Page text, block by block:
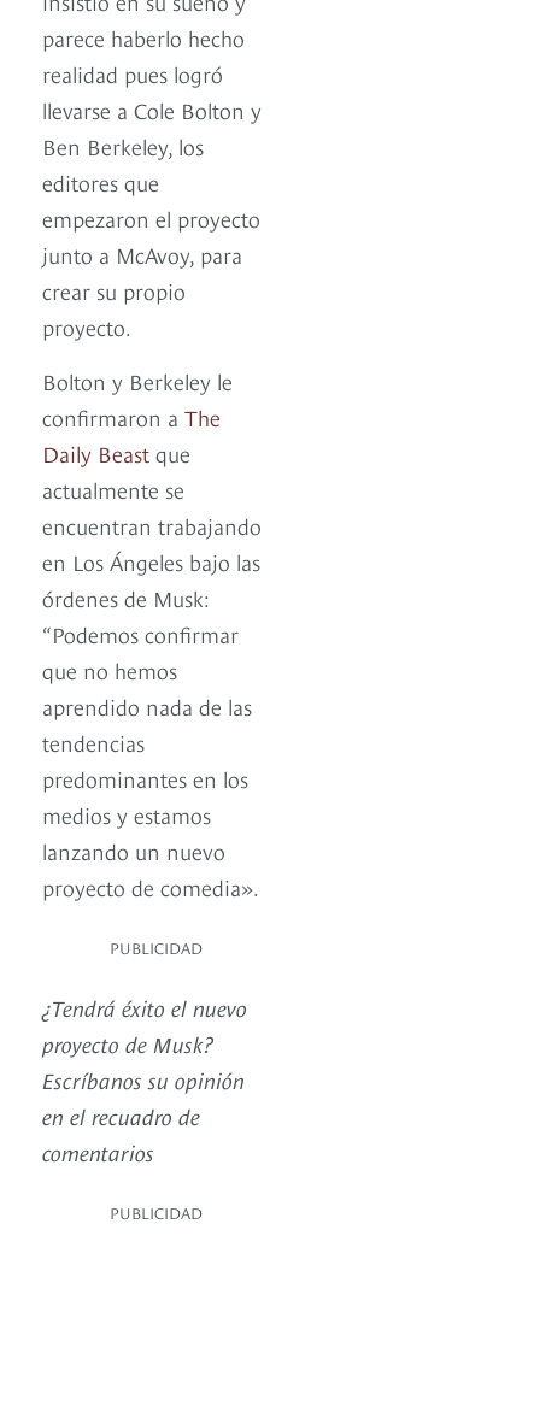
parece haberlo hecho
realidad pues logró
llevarse a Cole Bolton y
Ben Berkeley, los
editores que
empezaron el proyecto
junto a McAvoy, para
crear su propio
proyecto.
Bolton y Berkeley le
confirmaron a The
Daily Beast que
actualmente se
encuentran trabajando
en Los Ángeles bajo las
órdenes de Musk:
“Podemos confirmar
que no hemos
aprendido nada de las
tendencias
predominantes en los
medios y estamos
lanzando un nuevo
proyecto de comedia».
PUBLICIDAD
¿Tendrá éxito el nuevo
proyecto de Musk?
Escríbanos su opinión
en el recuadro de
comentarios
PUBLICIDAD